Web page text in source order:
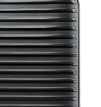
Pokaż na mapie